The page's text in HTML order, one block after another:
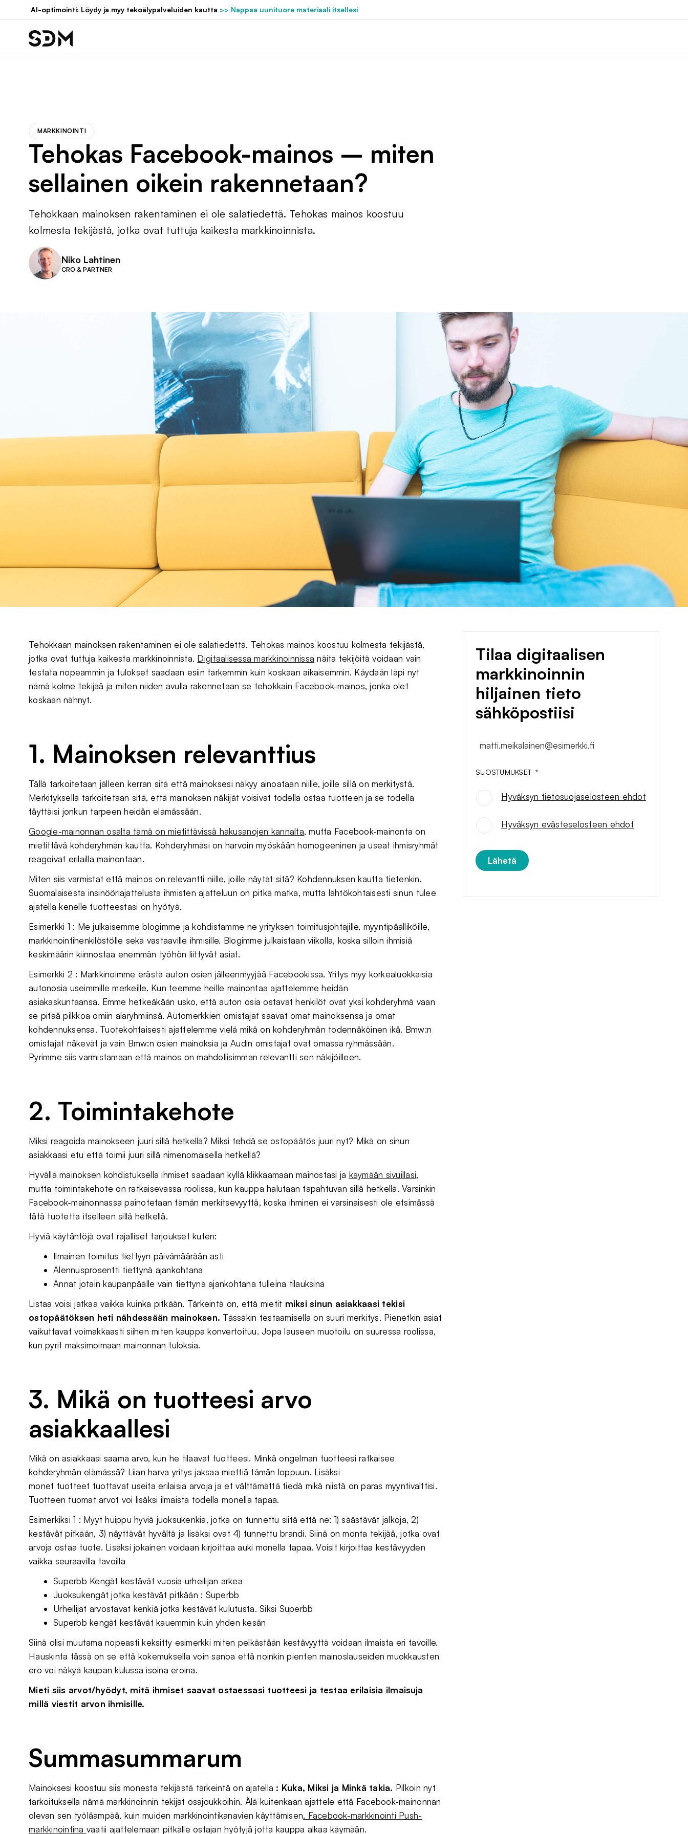
sisältöön
AI-optimointi: Löydy ja myy tekoälypalveluiden kautta >> Nappaa uunituore materiaali itsellesi
MARKKINOINTI
Tehokas Facebook-mainos – miten
sellainen oikein rakennetaan?
Tehokkaan mainoksen rakentaminen ei ole salatiedettä. Tehokas mainos koostuu
kolmesta tekijästä, jotka ovat tuttuja kaikesta markkinoinnista.
Niko Lahtinen
CRO & PARTNER
Tehokkaan mainoksen rakentaminen ei ole salatiedettä. Tehokas mainos koostuu kolmesta tekijästä,
jotka ovat tuttuja kaikesta markkinoinnista. Digitaalisessa markkinoinnissa näitä tekijöitä voidaan vain
testata nopeammin ja tulokset saadaan esiin tarkemmin kuin koskaan aikaisemmin. Käydään läpi nyt
nämä kolme tekijää ja miten niiden avulla rakennetaan se tehokkain Facebook-mainos, jonka olet
koskaan nähnyt.
1. Mainoksen relevanttius
Tällä tarkoitetaan jälleen kerran sitä että mainoksesi näkyy ainoataan niille, joille sillä on merkitystä.
Merkityksellä tarkoitetaan sitä, että mainoksen näkijät voisivat todella ostaa tuotteen ja se todella
täyttäisi jonkun tarpeen heidän elämässään.
Google-mainonnan osalta tämä on mietittävissä hakusanojen kannalta, mutta Facebook-mainonta on
mietittävä kohderyhmän kautta. Kohderyhmäsi on harvoin myöskään homogeeninen ja useat ihmisryhmät
reagoivat erilailla mainontaan.
Miten siis varmistat että mainos on relevantti niille, joille näytät sitä? Kohdennuksen kautta tietenkin.
Suomalaisesta insinööriajattelusta ihmisten ajatteluun on pitkä matka, mutta lähtökohtaisesti sinun tulee
ajatella kenelle tuotteestasi on hyötyä.
Esimerkki 1 : Me julkaisemme blogimme ja kohdistamme ne yrityksen toimitusjohtajille, myyntipäälliköille,
markkinointihenkilöstölle sekä vastaaville ihmisille. Blogimme julkaistaan viikolla, koska silloin ihmisiä
keskimäärin kiinnostaa enemmän työhön liittyvät asiat.
Esimerkki 2 : Markkinoimme erästä auton osien jälleenmyyjää Facebookissa. Yritys myy korkealuokkaisia
autonosia useimmille merkeille. Kun teemme heille mainontaa ajattelemme heidän
asiakaskuntaansa. Emme hetkeäkään usko, että auton osia ostavat henkilöt ovat yksi kohderyhmä vaan
se pitää pilkkoa omiin alaryhmiinsä. Automerkkien omistajat saavat omat mainoksensa ja omat
kohdennuksensa. Tuotekohtaisesti ajattelemme vielä mikä on kohderyhmän todennäköinen ikä. Bmw:n
omistajat näkevät ja vain Bmw:n osien mainoksia ja Audin omistajat ovat omassa ryhmässään.
Pyrimme siis varmistamaan että mainos on mahdollisimman relevantti sen näkijöilleen.
2. Toimintakehote
Miksi reagoida mainokseen juuri sillä hetkellä? Miksi tehdä se ostopäätös juuri nyt? Mikä on sinun
asiakkaasi etu että toimii juuri sillä nimenomaisella hetkellä?
Hyvällä mainoksen kohdistuksella ihmiset saadaan kyllä klikkaamaan mainostasi ja käymään sivuillasi,
mutta toimintakehote on ratkaisevassa roolissa, kun kauppa halutaan tapahtuvan sillä hetkellä. Varsinkin
Facebook-mainonnassa painotetaan tämän merkitsevyyttä, koska ihminen ei varsinaisesti ole etsimässä
tätä tuotetta itselleen sillä hetkellä.
Hyviä käytäntöjä ovat rajalliset tarjoukset kuten:
Ilmainen toimitus tiettyyn päivämäärään asti
Alennusprosentti tiettynä ajankohtana
Annat jotain kaupanpäälle vain tiettynä ajankohtana tulleina tilauksina
Listaa voisi jatkaa vaikka kuinka pitkään. Tärkeintä on, että mietit miksi sinun asiakkaasi tekisi
ostopäätöksen heti nähdessään mainoksen. Tässäkin testaamisella on suuri merkitys. Pienetkin asiat
vaikuttavat voimakkaasti siihen miten kauppa konvertoituu. Jopa lauseen muotoilu on suuressa roolissa,
kun pyrit maksimoimaan mainonnan tuloksia.
3. Mikä on tuotteesi arvo
asiakkaallesi
Mikä on asiakkaasi saama arvo, kun he tilaavat tuotteesi. Minkä ongelman tuotteesi ratkaisee
kohderyhmän elämässä? Liian harva yritys jaksaa miettiä tämän loppuun. Lisäksi
monet tuotteet tuottavat useita erilaisia arvoja ja et välttämättä tiedä mikä niistä on paras myyntivalttisi.
Tuotteen tuomat arvot voi lisäksi ilmaista todella monella tapaa.
Esimerkiksi 1 : Myyt huippu hyviä juoksukenkiä, jotka on tunnettu siitä että ne: 1) säästävät jalkoja, 2)
kestävät pitkään, 3) näyttävät hyvältä ja lisäksi ovat 4) tunnettu brändi. Siinä on monta tekijää, jotka ovat
arvoja ostaa tuote. Lisäksi jokainen voidaan kirjoittaa auki monella tapaa. Voisit kirjoittaa kestävyyden
vaikka seuraavilla tavoilla
Superbb Kengät kestävät vuosia urheilijan arkea
Juoksukengät jotka kestävät pitkään : Superbb
Urheilijat arvostavat kenkiä jotka kestävät kulutusta. Siksi Superbb
Superbb kengät kestävät kauemmin kuin yhden kesän
Siinä olisi muutama nopeasti keksitty esimerkki miten pelkästään kestävyyttä voidaan ilmaista eri tavoille.
Hauskinta tässä on se että kokemuksella voin sanoa että noinkin pienten mainoslauseiden muokkausten
ero voi näkyä kaupan kulussa isoina eroina.
Mieti siis arvot/hyödyt, mitä ihmiset saavat ostaessasi tuotteesi ja testaa erilaisia ilmaisuja
millä viestit arvon ihmisille.
Summasummarum
Mainoksesi koostuu siis monesta tekijästä tärkeintä on ajatella : Kuka, Miksi ja Minkä takia. Pilkoin nyt
tarkoituksella nämä markkinoinnin tekijät osajoukkoihin. Älä kuitenkaan ajattele että Facebook-mainonnan
olevan sen työläämpää, kuin muiden markkinointikanavien käyttämisen. Facebook-markkinointi Push-
markkinointina vaatii ajattelemaan pitkälle ostajan hyötyjä jotta kauppa alkaa käymään.
Tilaa digitaalisen
markkinoinnin
hiljainen tieto
sähköpostiisi
SUOSTUMUKSET *
Hyväksyn tietosuojaselosteen ehdot
SUOSTUMUKSET
Hyväksyn evästeselosteen ehdot